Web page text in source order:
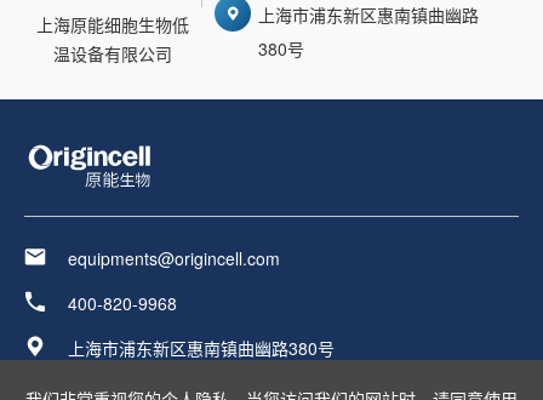
上海原能细胞生物低
温设备有限公司
上海市浦东新区惠南镇曲幽路
380号
equipments@origincell.com
400-820-9968
上海市浦东新区惠南镇曲幽路380号